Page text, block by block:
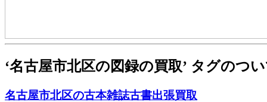
‘名古屋市北区の図録の買取’ タグのつ
名古屋市北区の古本雑誌古書出張買取